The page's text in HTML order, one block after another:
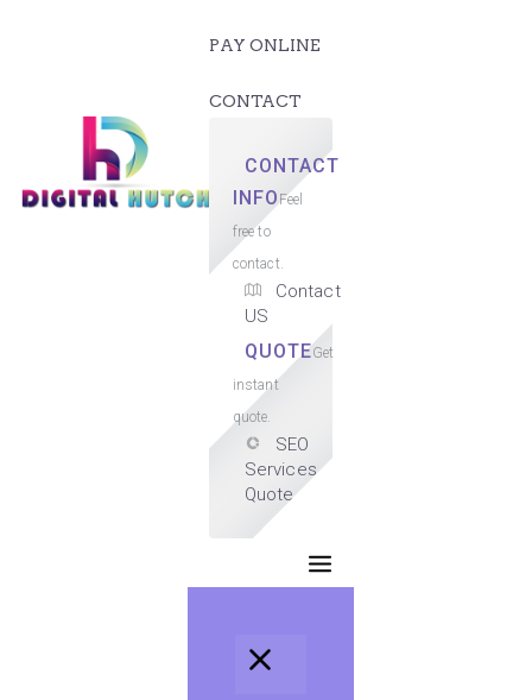
PAY ONLINE
CONTACT
CONTACT
INFOFeel
free to
contact.
Contact
US
QUOTEGet
instant
quote.
SEO
Services
Quote